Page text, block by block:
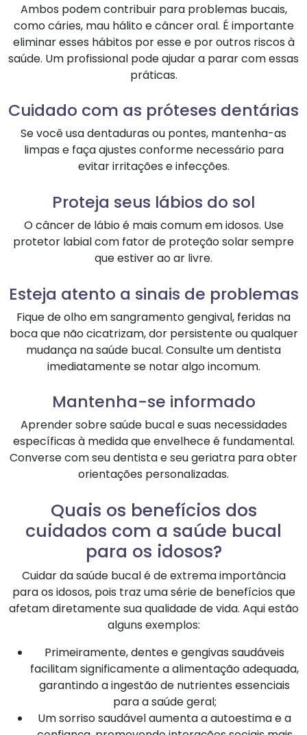
Ambos podem contribuir para problemas bucais,
como cáries, mau hálito e câncer oral. É importante
eliminar esses hábitos por esse e por outros riscos à
saúde. Um profissional pode ajudar a parar com essas
práticas.
Cuidado com as próteses dentárias
Se você usa dentaduras ou pontes, mantenha-as
limpas e faça ajustes conforme necessário para
evitar irritações e infecções.
Proteja seus lábios do sol
O câncer de lábio é mais comum em idosos. Use
protetor labial com fator de proteção solar sempre
que estiver ao ar livre.
Esteja atento a sinais de problemas
Fique de olho em sangramento gengival, feridas na
boca que não cicatrizam, dor persistente ou qualquer
mudança na saúde bucal. Consulte um dentista
imediatamente se notar algo incomum.
Mantenha-se informado
Aprender sobre saúde bucal e suas necessidades
específicas à medida que envelhece é fundamental.
Converse com seu dentista e seu geriatra para obter
orientações personalizadas.
Quais os benefícios dos
cuidados com a saúde bucal
para os idosos?
Cuidar da saúde bucal é de extrema importância
para os idosos, pois traz uma série de benefícios que
afetam diretamente sua qualidade de vida. Aqui estão
alguns exemplos:
Primeiramente, dentes e gengivas saudáveis
facilitam significamente a alimentação adequada,
garantindo a ingestão de nutrientes essenciais
para a saúde geral;
Um sorriso saudável aumenta a autoestima e a